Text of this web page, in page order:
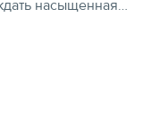
насыщенная